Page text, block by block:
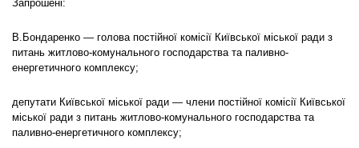
Запрошені:
В.Бондаренко — голова постійної комісії Київської міської ради з
питань житлово-комунального господарства та паливно-
енергетичного комплексу;
депутати Київської міської ради — члени постійної комісії Київської
міської ради з питань житлово-комунального господарства та
паливно-енергетичного комплексу;